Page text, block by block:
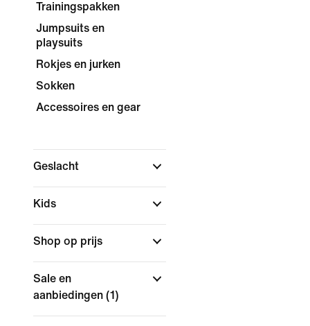
Trainingspakken
Jumpsuits en
playsuits
Rokjes en jurken
Sokken
Accessoires en gear
Geslacht
Kids
Shop op prijs
Sale en
aanbiedingen (1)